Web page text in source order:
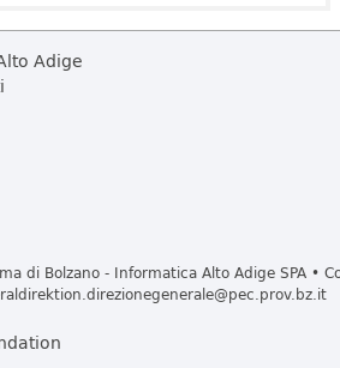
Adige
di Bolzano - Informatica Alto Adige SPA •